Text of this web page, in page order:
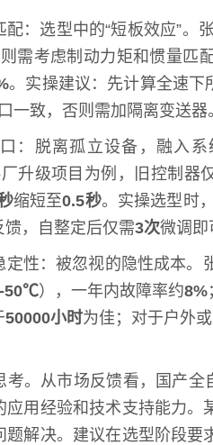
：选型中的“短板效应”
需考虑制动力矩和惯量匹
。实操建议：先计算全速下
一致，否则需加隔离变送器
：脱离孤立设备，融入
升级项目为例，旧控制器
缩短至0.5秒。实操选型时
，自整定后仅需3次微调即
定性：被忽视的隐性成本
50℃），一年内故障率约8%
50000小时为佳；对于户外
考。从市场反馈看，国产
应用经验和技术支持能力
题解决。建议在选型阶段要